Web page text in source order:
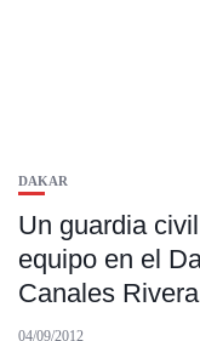
DAKAR
Un guardia
equipo en el
Canales
04/09/2012